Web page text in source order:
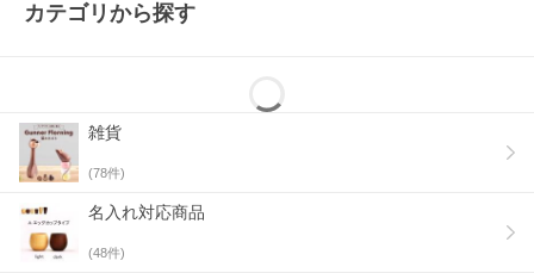
カテゴリから探す
雑貨
(78件)
名入れ対応商品
(48件)